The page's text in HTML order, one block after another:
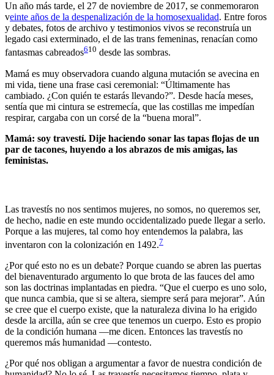
Un año más tarde, el 27 de noviembre de 2017, se conmemoraron
veinte años de la despenalización de la homosexualidad. Entre foros
y debates, fotos de archivo y testimonios vivos se reconstruía un
legado casi exterminado, el de las trans femeninas, renacían como
fantasmas cabreados610 desde las sombras.
Mamá es muy observadora cuando alguna mutación se avecina en
mi vida, tiene una frase casi ceremonial: “Últimamente has
cambiado. ¿Con quién te estarás llevando?”. Desde hacía meses,
sentía que mi cintura se estremecía, que las costillas me impedían
respirar, cargaba con un corsé de la “buena moral”.
Mamá: soy travestí. Dije haciendo sonar las tapas flojas de un
par de tacones, huyendo a los abrazos de mis amigas, las
feministas.
Las travestís no nos sentimos mujeres, no somos, no queremos ser,
de hecho, nadie en este mundo occidentalizado puede llegar a serlo.
Porque a las mujeres, tal como hoy entendemos la palabra, las
inventaron con la colonización en 1492.7
¿Por qué esto no es un debate? Porque cuando se abren las puertas
del bienaventurado argumento lo que brota de las fauces del amo
son las doctrinas implantadas en piedra. “Que el cuerpo es uno solo,
que nunca cambia, que si se altera, siempre será para mejorar”. Aún
se cree que el cuerpo existe, que la naturaleza divina lo ha erigido
desde la arcilla, aún se cree que tenemos un cuerpo. Esto es propio
de la condición humana —me dicen. Entonces las travestís no
queremos más humanidad —contesto.
¿Por qué nos obligan a argumentar a favor de nuestra condición de